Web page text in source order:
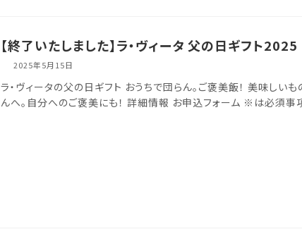
【終了いたしました】ラ・ヴィータ 父の日ギフト2025
2025年5月15日
ラ・ヴィータの父の日ギフト おうちで団らん。ご褒美飯！ 美味しい
んへ。自分へのご褒美にも！ 詳細情報 お申込フォーム ※は必須事